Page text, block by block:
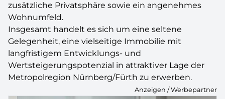
zusätzliche Privatsphäre sowie ein angenehmes
Wohnumfeld.
Insgesamt handelt es sich um eine seltene
Gelegenheit, eine vielseitige Immobilie mit
langfristigem Entwicklungs- und
Wertsteigerungspotenzial in attraktiver Lage der
Metropolregion Nürnberg/Fürth zu erwerben.
Anzeigen / Werbepartner